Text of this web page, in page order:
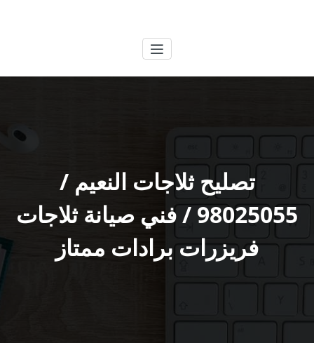
تصليح ثلاجات النعيم /
98025055 / فني صيانة ثلاجات
فريزرات برادات ممتاز